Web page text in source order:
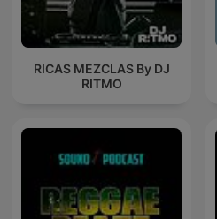
RICAS MEZCLAS By DJ
RITMO